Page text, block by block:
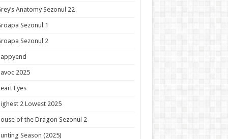
Anatomy Sezonul 22
Sezonul 1
Sezonul 2
2025
Eyes
2 Lowest 2025
of the Dragon Sezonul 2
Season (2025)